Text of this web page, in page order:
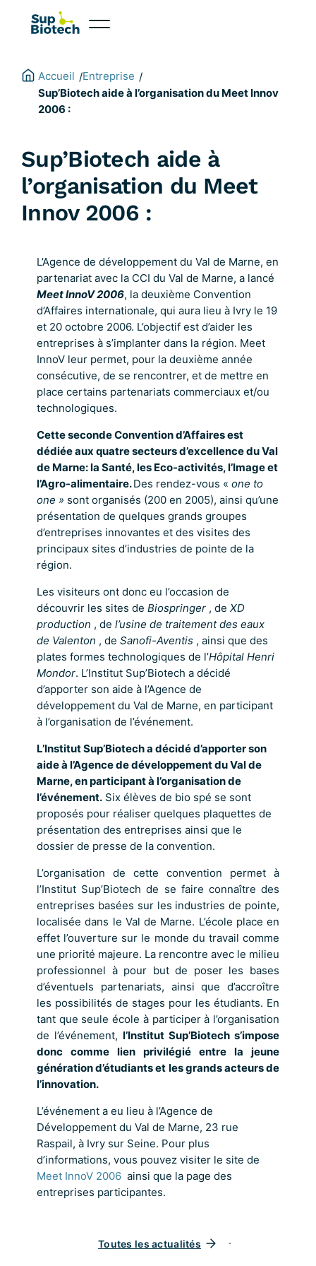
Accueil /Entreprise /
Sup’Biotech aide à l’organisation du Meet Innov
2006 :
Sup’Biotech aide à
l’organisation du Meet
Innov 2006 :
L’Agence de développement du Val de Marne, en
partenariat avec la CCI du Val de Marne, a lancé
Meet InnoV 2006, la deuxième Convention
d’Affaires internationale, qui aura lieu à Ivry le 19
et 20 octobre 2006. L’objectif est d’aider les
entreprises à s’implanter dans la région. Meet
InnoV leur permet, pour la deuxième année
consécutive, de se rencontrer, et de mettre en
place certains partenariats commerciaux et/ou
technologiques.
Cette seconde Convention d’Affaires est
dédiée aux quatre secteurs d’excellence du Val
de Marne: la Santé, les Eco-activités, l’Image et
l’Agro-alimentaire.Des rendez-vous « one to
one » sont organisés (200 en 2005), ainsi qu’une
présentation de quelques grands groupes
d’entreprises innovantes et des visites des
principaux sites d’industries de pointe de la
région.
Les visiteurs ont donc eu l’occasion de
découvrir les sites de Biospringer , de XD
production , de l’usine de traitement des eaux
de Valenton , de Sanofi-Aventis , ainsi que des
plates formes technologiques de l’Hôpital Henri
Mondor. L’Institut Sup’Biotech a décidé
d’apporter son aide à l’Agence de
développement du Val de Marne, en participant
à l’organisation de l’événement.
L’Institut Sup’Biotech a décidé d’apporter son
aide à l’Agence de développement du Val de
Marne, en participant à l’organisation de
l’événement. Six élèves de bio spé se sont
proposés pour réaliser quelques plaquettes de
présentation des entreprises ainsi que le
dossier de presse de la convention.
L’organisation de cette convention permet à
l’Institut Sup’Biotech de se faire connaître des
entreprises basées sur les industries de pointe,
localisée dans le Val de Marne. L’école place en
effet l’ouverture sur le monde du travail comme
une priorité majeure. La rencontre avec le milieu
professionnel à pour but de poser les bases
d’éventuels partenariats, ainsi que d’accroître
les possibilités de stages pour les étudiants. En
tant que seule école à participer à l’organisation
de l’événement, l’Institut Sup’Biotech s’impose
donc comme lien privilégié entre la jeune
génération d’étudiants et les grands acteurs de
l’innovation.
L’événement a eu lieu à l’Agence de
Développement du Val de Marne, 23 rue
Raspail, à Ivry sur Seine. Pour plus
d’informations, vous pouvez visiter le site de
Meet InnoV 2006 ainsi que la page des
entreprises participantes.
Toutes les actualités